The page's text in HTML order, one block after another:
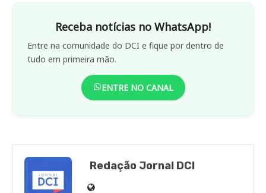
Receba notícias no WhatsApp!
Entre na comunidade do DCI e fique por dentro de
tudo em primeira mão.
ENTRE NO CANAL
Redação Jornal DCI
Site